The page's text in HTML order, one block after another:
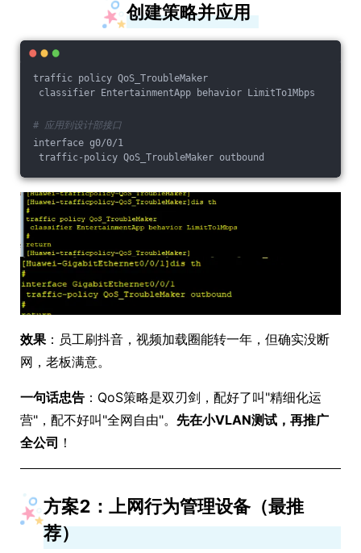
创建策略并应用
traffic policy QoS_TroubleMaker
classifier EntertainmentApp behavior LimitTo1Mbps
# 应用到设计部接口
interface g0/0/1
traffic-policy QoS_TroubleMaker outbound
效果 ：员工刷抖音，视频加载圈能转一年，但确实没断
网，老板满意。
一句话忠告 ：QoS策略是双刃剑，配好了叫"精细化运
营"，配不好叫"全网自由"。 先在小VLAN测试，再推广
全公司 ！
方案2：上网行为管理设备（最推
荐）